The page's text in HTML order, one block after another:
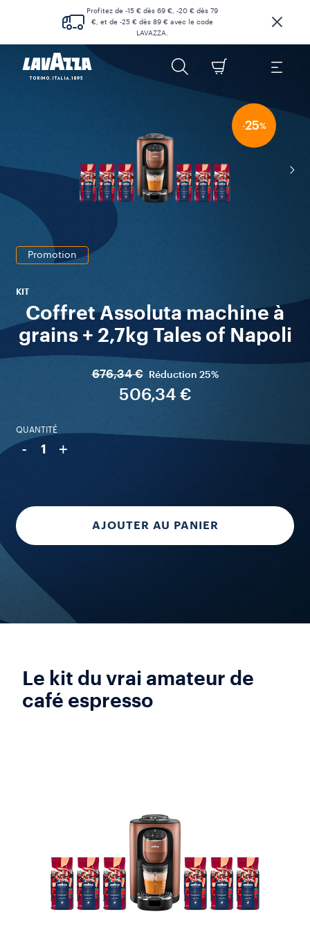
Profitez de -15 € dès 69 €, -20 € dès 79
€, et de -25 € dès 89 € avec le code
LAVAZZA.
-25%
Promotion
KIT
Coffret Assoluta machine à
grains + 2,7kg Tales of Napoli
676,34 € Réduction 25%
506,34 €
QUANTITÉ
- 1 +
AJOUTER AU PANIER
Le kit du vrai amateur de
café espresso